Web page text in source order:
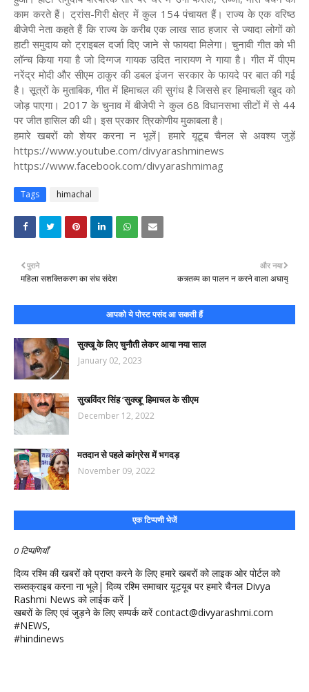
काम करते हैं। ट्रांस-गिरी क्षेत्र में कुल 154 पंचायत हैं। राज्य के एक वरिष्ठ
बीजेपी नेता कहते हैं कि राज्य के करीब एक लाख साठ हजार से ज्यादा लोगों को
हाटी समुदाय को ट्राइबल दर्जा दिए जाने से फायदा मिलेगा। चुनावी गीत को भी
लॉन्च किया गया है जो दिग्गज गायक उदित नारायण ने गाया है। गीत में पीएम
नरेंद्र मोदी और सीएम ठाकुर की डबल इंजन सरकार के फायदे पर बात की गई
है। सूत्रों के मुताबिक, गीत में हिमाचल की सुगंध है जिससे हर हिमाचली खुद को
जोड़ पाएगा। 2017 के चुनाव में बीजेपी ने कुल 68 विधानसभा सीटों में से 44
पर जीत हासिल की थी। इस प्रकार त्रिकोणीय मुकाबला है।
हमारे खबरों को शेयर करना न भूलें| हमारे यूटूब चैनल से अवश्य जुड़ें
https://www.youtube.com/divyarashminews
https://www.facebook.com/divyarashmimag
Tags himachal
और नया
कत्र्तव्य का पालन न करने वाला अघायु
पुराने
महिला सशक्तिकरण का संघ संदेश
आपको ये पोस्ट पसंद आ सकती हैं
सुक्खू के लिए चुनौती लेकर आया नया साल
January 02, 2023
सुखविंदर सिंह ‘सुक्खू’ हिमाचल के सीएम
December 12, 2022
मतदान से पहले कांग्रेस में भगदड़
November 09, 2022
एक टिप्पणी भेजें
0 टिप्पणियाँ
दिव्य रश्मि की खबरों को प्राप्त करने के लिए हमारे खबरों को लाइक ओर पोर्टल को
सब्सक्राइब करना ना भूले| दिव्य रश्मि समाचार यूट्यूब पर हमारे चैनल Divya
Rashmi News को लाईक करें |
खबरों के लिए एवं जुड़ने के लिए सम्पर्क करें contact@divyarashmi.com
#NEWS,
#hindinews